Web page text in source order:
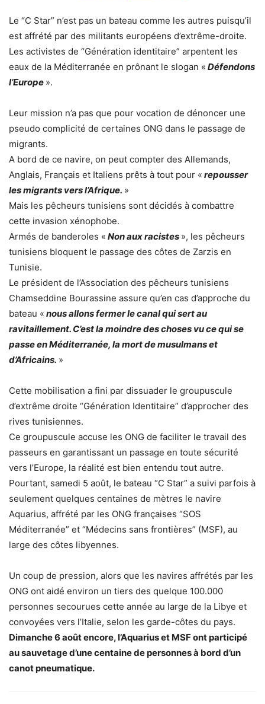
Le “C Star” n’est pas un bateau comme les autres puisqu’il
est affrété par des militants européens d’extrême-droite.
Les activistes de “Génération identitaire” arpentent les
eaux de la Méditerranée en prônant le slogan « Défendons
l’Europe ».
Leur mission n’a pas que pour vocation de dénoncer une
pseudo complicité de certaines ONG dans le passage de
migrants.
A bord de ce navire, on peut compter des Allemands,
Anglais, Français et Italiens prêts à tout pour « repousser
les migrants vers l’Afrique. »
Mais les pêcheurs tunisiens sont décidés à combattre
cette invasion xénophobe.
Armés de banderoles « Non aux racistes », les pêcheurs
tunisiens bloquent le passage des côtes de Zarzis en
Tunisie.
Le président de l’Association des pêcheurs tunisiens
Chamseddine Bourassine assure qu’en cas d’approche du
bateau « nous allons fermer le canal qui sert au
ravitaillement. C’est la moindre des choses vu ce qui se
passe en Méditerranée, la mort de musulmans et
d’Africains. »
Cette mobilisation a fini par dissuader le groupuscule
d’extrême droite “Génération Identitaire” d’approcher des
rives tunisiennes.
Ce groupuscule accuse les ONG de faciliter le travail des
passeurs en garantissant un passage en toute sécurité
vers l’Europe, la réalité est bien entendu tout autre.
Pourtant, samedi 5 août, le bateau “C Star” a suivi parfois à
seulement quelques centaines de mètres le navire
Aquarius, affrété par les ONG françaises “SOS
Méditerranée” et “Médecins sans frontières” (MSF), au
large des côtes libyennes.
Un coup de pression, alors que les navires affrétés par les
ONG ont aidé environ un tiers des quelque 100.000
personnes secourues cette année au large de la Libye et
convoyées vers l’Italie, selon les garde-côtes du pays.
Dimanche 6 août encore, l’Aquarius et MSF ont participé
au sauvetage d’une centaine de personnes à bord d’un
canot pneumatique.